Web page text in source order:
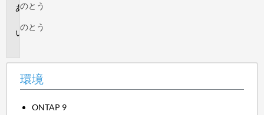
環
説
のとう
のとう
環境
ONTAP 9